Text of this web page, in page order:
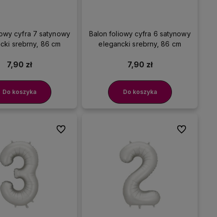
cyfra 7 satynowy
srebrny, 86 cm
7,90 zł
Do koszyka
Balon foliowy cyfra 6 satynowy
elegancki srebrny, 86 cm
7,90 zł
Do koszyka
Do ulubionych Do ulubionych